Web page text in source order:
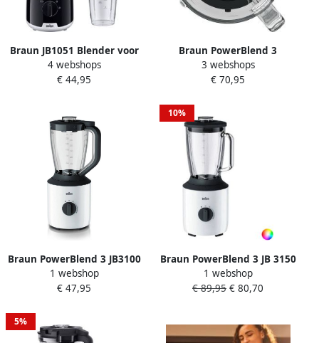
Braun JB1051 Blender voor
op aanrecht 1 25 l Pulse
function IJs-crusher 0 9 m
4 webshops
€ 44,95
Braun PowerBlend 3
Blender JB 3150 zwart
Blender
3 webshops
€ 70,95
Braun PowerBlend 3 JB3100
WH powerblender zwart
800 W
1 webshop
€ 47,95
10%
Braun PowerBlend 3 JB 3150
WH Blender Wit
1 webshop
€ 89,95 € 80,70
5%